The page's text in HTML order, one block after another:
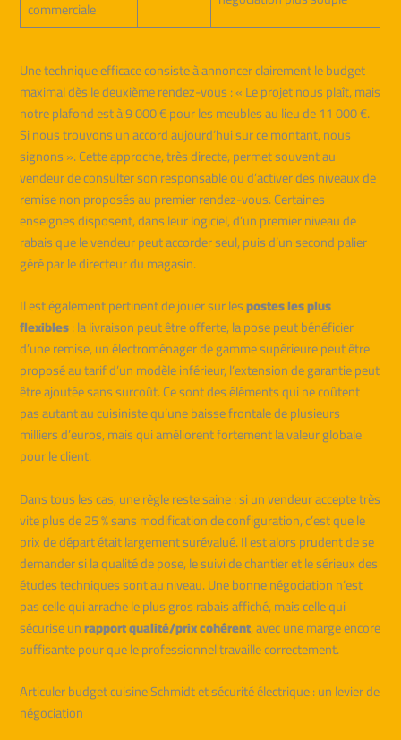
commerciale
Une technique efficace consiste à annoncer clairement le budget
maximal dès le deuxième rendez-vous : « Le projet nous plaît, mais
notre plafond est à 9 000 € pour les meubles au lieu de 11 000 €.
Si nous trouvons un accord aujourd’hui sur ce montant, nous
signons ». Cette approche, très directe, permet souvent au
vendeur de consulter son responsable ou d’activer des niveaux de
remise non proposés au premier rendez-vous. Certaines
enseignes disposent, dans leur logiciel, d’un premier niveau de
rabais que le vendeur peut accorder seul, puis d’un second palier
géré par le directeur du magasin.
Il est également pertinent de jouer sur lespostes les plus
flexibles: la livraison peut être offerte, la pose peut bénéficier
d’une remise, un électroménager de gamme supérieure peut être
proposé au tarif d’un modèle inférieur, l’extension de garantie peut
être ajoutée sans surcoût. Ce sont des éléments qui ne coûtent
pas autant au cuisiniste qu’une baisse frontale de plusieurs
milliers d’euros, mais qui améliorent fortement la valeur globale
pour le client.
Dans tous les cas, une règle reste saine : si un vendeur accepte très
vite plus de 25 % sans modification de configuration, c’est que le
prix de départ était largement surévalué. Il est alors prudent de se
demander si la qualité de pose, le suivi de chantier et le sérieux des
études techniques sont au niveau. Une bonne négociation n’est
pas celle qui arrache le plus gros rabais affiché, mais celle qui
sécurise unrapport qualité/prix cohérent, avec une marge encore
suffisante pour que le professionnel travaille correctement.
Articuler budget cuisine Schmidt et sécurité électrique : un levier de
négociation